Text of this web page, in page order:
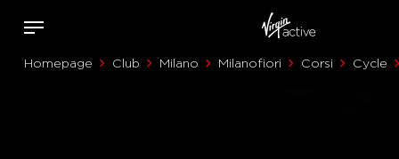
Homepage Club Milano Milanofiori Corsi Cycle